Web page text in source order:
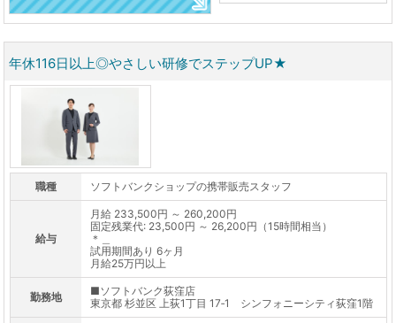
年休116日以上◎やさしい研修でステップUP★
職種 ソフトバンクショップの携帯販売スタッフ
給与
月給 233,500円 ～ 260,200円
固定残業代: 23,500円 ～ 26,200円（15時間相当）
＊＿
試用期間あり 6ヶ月
月給25万円以上
勤務地
■ソフトバンク荻窪店
東京都 杉並区 上荻1丁目 17‐1 シンフォニーシティ荻窪1階